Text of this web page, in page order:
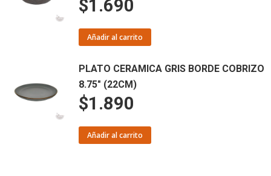
$1.690
Añadir al carrito
PLATO CERAMICA GRIS BORDE COBRIZO
8.75" (22CM)
$1.890
Añadir al carrito